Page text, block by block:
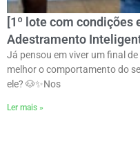
[1º lote com
Adestramento
Já pensou em viver um final
melhor o comportamento do
ele? 🐶✨ㅤNos
Ler mais »